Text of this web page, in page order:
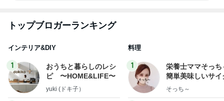
トップブロガーランキング
インテリア&DIY
1
おうちと暮らしのレシ
ピ 〜HOME&LIFE〜
yuki (ドキ子）
料理
1
栄養士ママそっち
簡単美味しいサイ
献立
そっち～